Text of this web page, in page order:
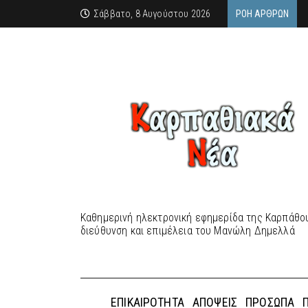
Σάββατο, 8 Αυγούστου 2026 ΡΟΉ ΆΡΘΡΩΝ
Καθημερινή ηλεκτρονική εφημερίδα της
διεύθυνση και επιμέλεια του Μανώλη Δημελλά
ΕΠΙΚΑΙΡΌΤΗΤΑ ΑΠΌΨΕΙΣ ΠΡΌΣΩΠΑ